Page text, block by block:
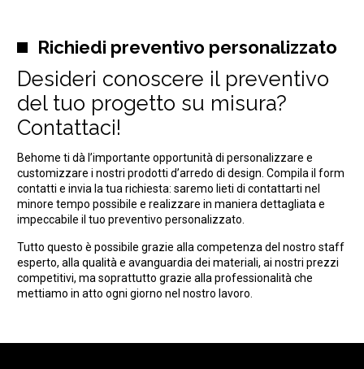
Richiedi preventivo personalizzato
Desideri conoscere il preventivo
del tuo progetto su misura?
Contattaci!
Behome ti dà l’importante opportunità di personalizzare e
customizzare i nostri prodotti d’arredo di design. Compila il form
contatti e invia la tua richiesta: saremo lieti di contattarti nel
minore tempo possibile e realizzare in maniera dettagliata e
impeccabile il tuo preventivo personalizzato.
Tutto questo è possibile grazie alla competenza del nostro staff
esperto, alla qualità e avanguardia dei materiali, ai nostri prezzi
competitivi, ma soprattutto grazie alla professionalità che
mettiamo in atto ogni giorno nel nostro lavoro.